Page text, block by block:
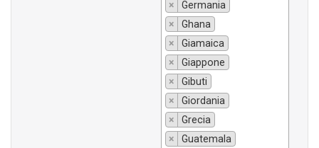
×
Germania
×
Ghana
×
Giamaica
×
Giappone
×
Gibuti
×
Giordania
×
Grecia
×
Guatemala